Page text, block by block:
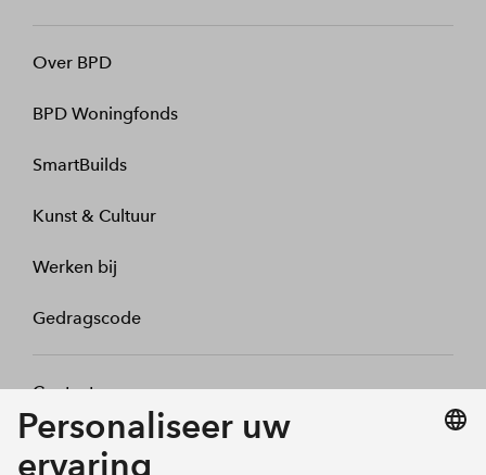
Over BPD
BPD Woningfonds
SmartBuilds
Kunst & Cultuur
Werken bij
Gedragscode
Contact
Mijn profiel